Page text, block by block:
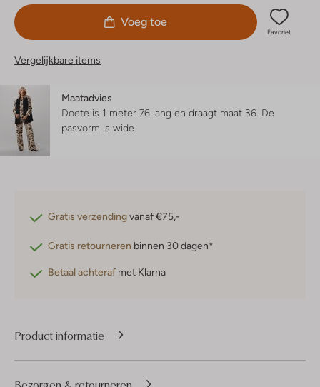
Voeg toe
Favoriet
Vergelijkbare items
Maatadvies
Doete is 1 meter 76 lang en draagt maat 36. De
pasvorm is wide
Gratis verzendingvanaf €75,-
Gratis retourneren binnen 30 dagen*
Betaal achteraf met Klarna
Product informatie